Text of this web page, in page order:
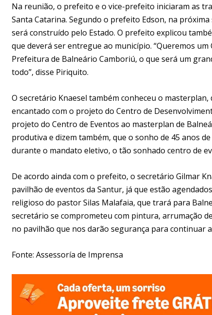
Na reunião, o prefeito e o vice-prefeito iniciaram as
Santa Catarina. Segundo o prefeito Edson, na
será construído pelo Estado. O prefeito explicou
que deverá ser entregue ao município. “Queremos
Prefeitura de Balneário Camboriú, o que será um
todo”, disse Piriquito.
O secretário Knaesel também conheceu o
encantado com o projeto do Centro de
projeto do Centro de Eventos ao masterplan de
produtiva e dizem também, que o sonho de 45 anos
durante o mandato eletivo, o tão sonhado centro de
De acordo ainda com o prefeito, o secretário Gilmar
pavilhão de eventos da Santur, já que estão
religioso do pastor Silas Malafaia, que trará para
secretário se comprometeu com pintura, arrumação
no pavilhão que nos darão segurança para continuar
Fonte: Assessoría de Imprensa